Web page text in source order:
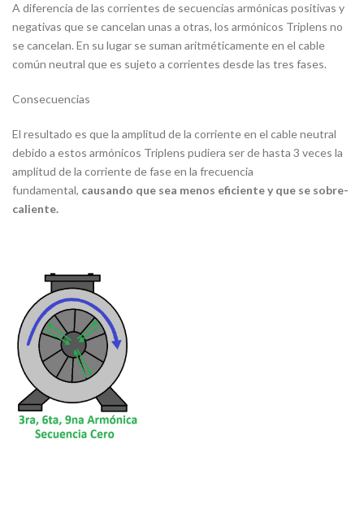
A diferencia de las corrientes de secuencias armónicas positivas y
negativas que se cancelan unas a otras, los armónicos Triplens no
se cancelan. En su lugar se suman aritméticamente en el cable
común neutral que es sujeto a corrientes desde las tres fases.
Consecuencias
El resultado es que la amplitud de la corriente en el cable neutral
debido a estos armónicos Triplens pudiera ser de hasta 3 veces la
amplitud de la corriente de fase en la frecuencia
fundamental, causando que sea menos eficiente y que se sobre-
caliente.